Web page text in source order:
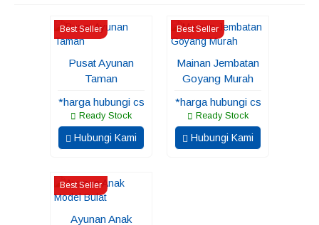
Best Seller
Pusat Ayunan
Taman
*harga hubungi cs
Ready Stock
Hubungi Kami
Best Seller
Mainan Jembatan
Goyang Murah
*harga hubungi cs
Ready Stock
Hubungi Kami
Best Seller
Ayunan Anak